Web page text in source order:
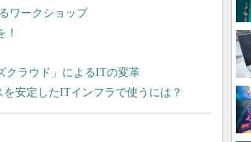
ワークショップ
クラウド」によるITの変革
安定したITインフラで使うには？